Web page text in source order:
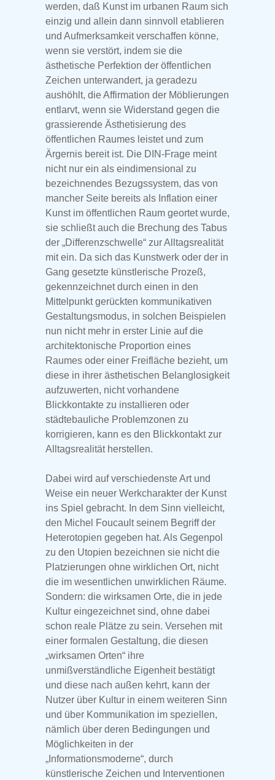
werden, daß Kunst im urbanen Raum sich
einzig und allein dann sinnvoll etablieren
und Aufmerksamkeit verschaffen könne,
wenn sie verstört, indem sie die
ästhetische Perfektion der öffentlichen
Zeichen unterwandert, ja geradezu
aushöhlt, die Affirmation der Möblierungen
entlarvt, wenn sie Widerstand gegen die
grassierende Ästhetisierung des
öffentlichen Raumes leistet und zum
Ärgernis bereit ist. Die DIN-Frage meint
nicht nur ein als eindimensional zu
bezeichnendes Bezugssystem, das von
mancher Seite bereits als Inflation einer
Kunst im öffentlichen Raum geortet wurde,
sie schließt auch die Brechung des Tabus
der „Differenzschwelle“ zur Alltagsrealität
mit ein. Da sich das Kunstwerk oder der in
Gang gesetzte künstlerische Prozeß,
gekennzeichnet durch einen in den
Mittelpunkt gerückten kommunikativen
Gestaltungsmodus, in solchen Beispielen
nun nicht mehr in erster Linie auf die
architektonische Proportion eines
Raumes oder einer Freifläche bezieht, um
diese in ihrer ästhetischen Belanglosigkeit
aufzuwerten, nicht vorhandene
Blickkontakte zu installieren oder
städtebauliche Problemzonen zu
korrigieren, kann es den Blickkontakt zur
Alltagsrealität herstellen.
Dabei wird auf verschiedenste Art und
Weise ein neuer Werkcharakter der Kunst
ins Spiel gebracht. In dem Sinn vielleicht,
den Michel Foucault seinem Begriff der
Heterotopien gegeben hat. Als Gegenpol
zu den Utopien bezeichnen sie nicht die
Platzierungen ohne wirklichen Ort, nicht
die im wesentlichen unwirklichen Räume.
Sondern: die wirksamen Orte, die in jede
Kultur eingezeichnet sind, ohne dabei
schon reale Plätze zu sein. Versehen mit
einer formalen Gestaltung, die diesen
„wirksamen Orten“ ihre
unmißverständliche Eigenheit bestätigt
und diese nach außen kehrt, kann der
Nutzer über Kultur in einem weiteren Sinn
und über Kommunikation im speziellen,
nämlich über deren Bedingungen und
Möglichkeiten in der
„Informationsmoderne“, durch
künstlerische Zeichen und Interventionen